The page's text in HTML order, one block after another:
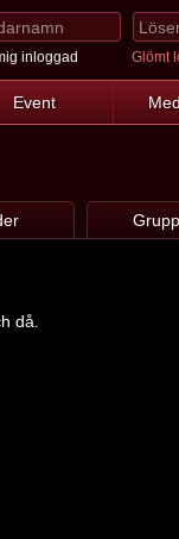
inloggad Glömt
Event
då.